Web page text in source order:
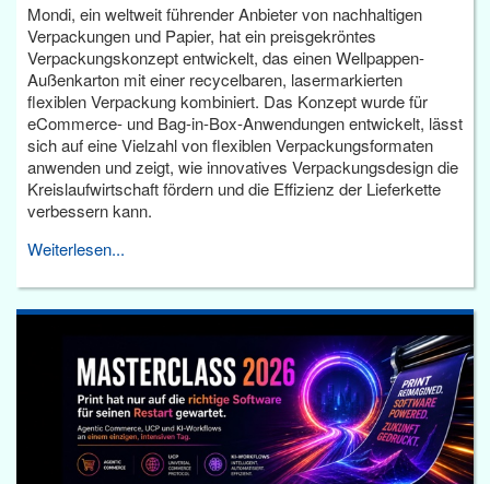
Mondi, ein weltweit führender Anbieter von nachhaltigen
Verpackungen und Papier, hat ein preisgekröntes
Verpackungskonzept entwickelt, das einen Wellpappen-
Außenkarton mit einer recycelbaren, lasermarkierten
flexiblen Verpackung kombiniert. Das Konzept wurde für
eCommerce- und Bag-in-Box-Anwendungen entwickelt, lässt
sich auf eine Vielzahl von flexiblen Verpackungsformaten
anwenden und zeigt, wie innovatives Verpackungsdesign die
Kreislaufwirtschaft fördern und die Effizienz der Lieferkette
verbessern kann.
Weiterlesen...